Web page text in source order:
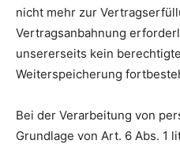
nicht mehr zur
Vertragsanbahnung
unsererseits kein
Weiterspeicherung
Bei der Verarbeitung von
Grundlage von Art. 6 Abs. 1